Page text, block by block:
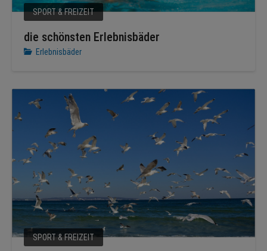
SPORT & FREIZEIT
die schönsten Erlebnisbäder
Erlebnisbäder
SPORT & FREIZEIT